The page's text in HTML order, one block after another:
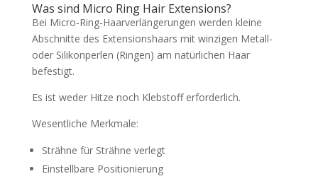
Was sind Micro Ring Hair Extensions?
Bei Micro-Ring-Haarverlängerungen werden kleine
Abschnitte des Extensionshaars mit winzigen Metall-
oder Silikonperlen (Ringen) am natürlichen Haar
befestigt.
Es ist weder Hitze noch Klebstoff erforderlich.
Wesentliche Merkmale:
Strähne für Strähne verlegt
Einstellbare Positionierung